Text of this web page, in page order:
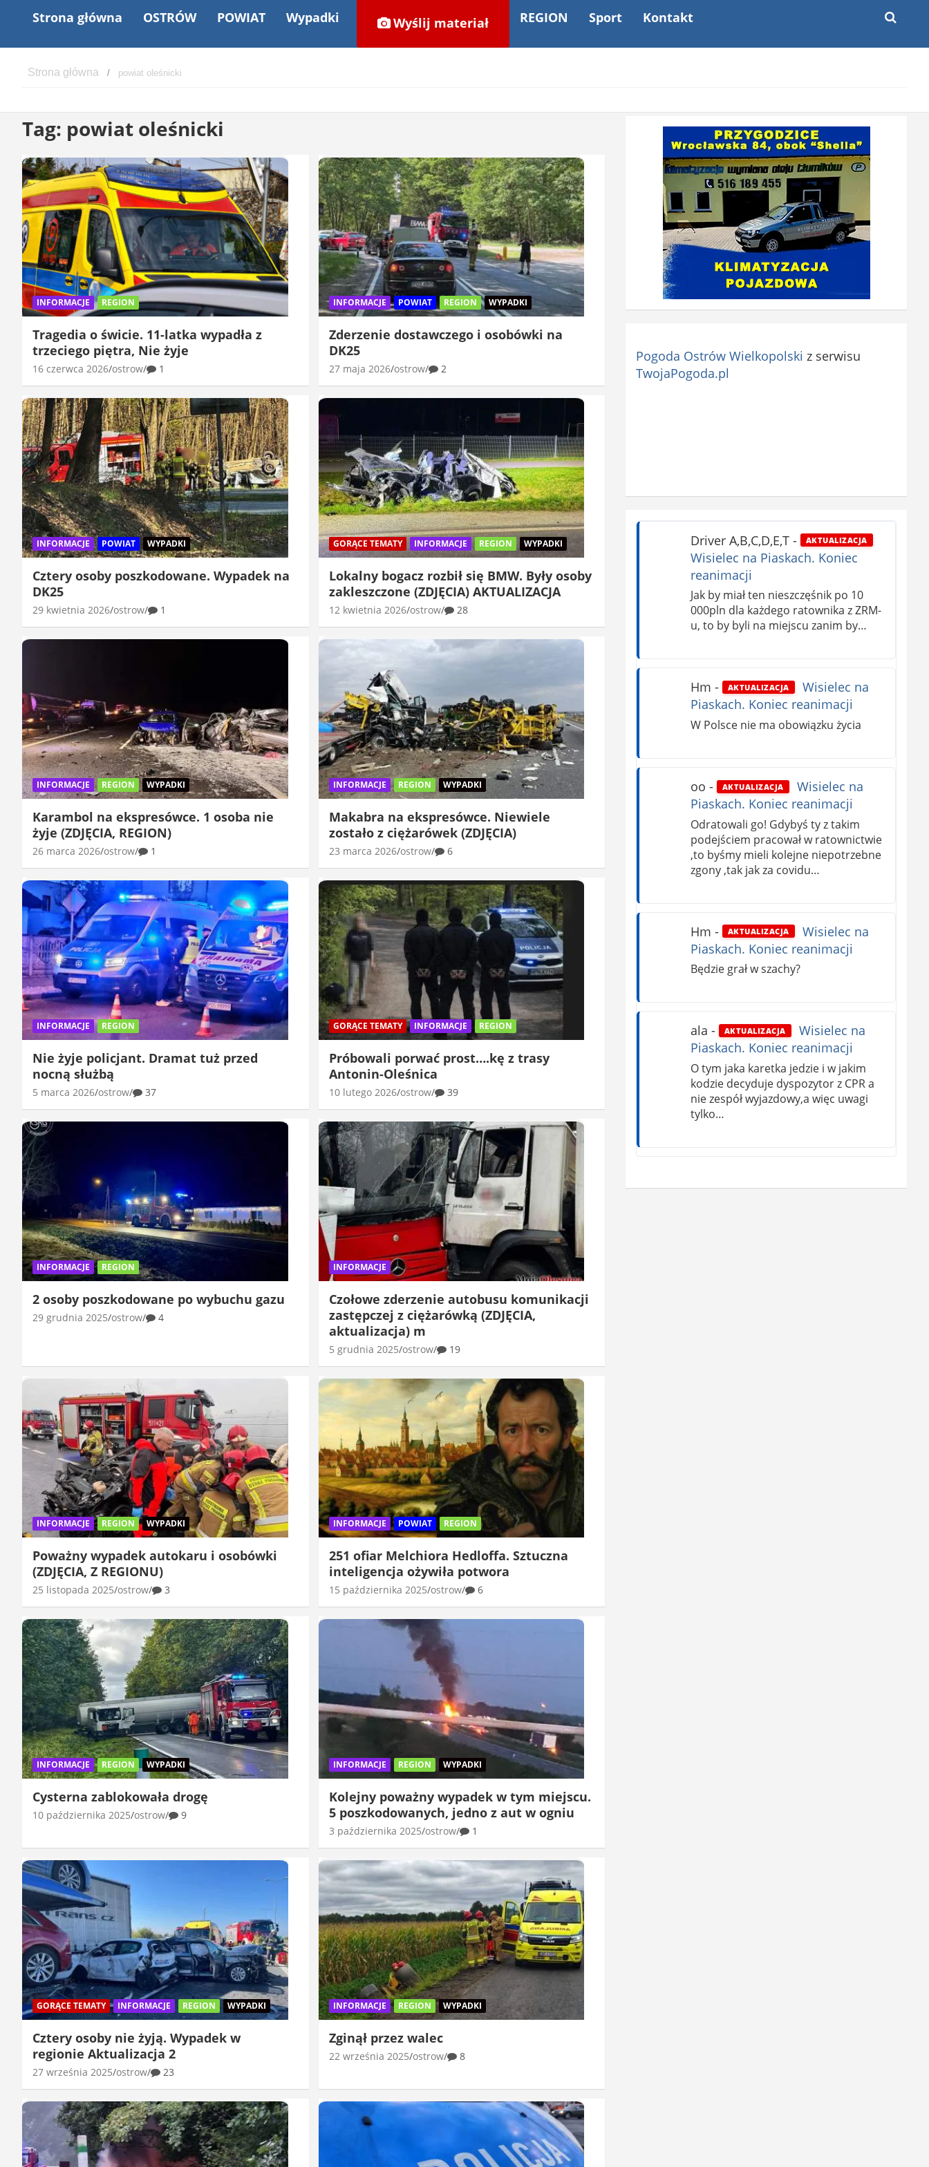
Strona główna OSTRÓW POWIAT Wypadki Wyślij materiał REGION Sport Kontakt
powiat oleśnicki
Tag: powiat oleśnicki
INFORMACJE REGION
Tragedia o świcie. 11-latka wypadła z
trzeciego piętra, Nie żyje
16 czerwca 2026 ostrow 1
INFORMACJE POWIAT REGION WYPADKI
Zderzenie dostawczego i osobówki na
DK25
27 maja 2026 ostrow 2
INFORMACJE POWIAT WYPADKI
Cztery osoby poszkodowane. Wypadek na
DK25
29 kwietnia 2026 ostrow 1
GORĄCE TEMATY INFORMACJE REGION WYPADKI
Lokalny bogacz rozbił się BMW. Były osoby
zakleszczone (ZDJĘCIA) AKTUALIZACJA
12 kwietnia 2026 ostrow 28
INFORMACJE REGION WYPADKI
Karambol na ekspresówce. 1 osoba nie
żyje (ZDJĘCIA, REGION)
26 marca 2026 ostrow 1
INFORMACJE REGION WYPADKI
Makabra na ekspresówce. Niewiele
zostało z ciężarówek (ZDJĘCIA)
23 marca 2026 ostrow 6
INFORMACJE REGION
Nie żyje policjant. Dramat tuż przed
nocną służbą
5 marca 2026 ostrow 37
GORĄCE TEMATY INFORMACJE REGION
Próbowali porwać prost….kę z trasy
Antonin-Oleśnica
10 lutego 2026 ostrow 39
INFORMACJE REGION
2 osoby poszkodowane po wybuchu gazu
29 grudnia 2025 ostrow 4
INFORMACJE
Czołowe zderzenie autobusu komunikacji
zastępczej z ciężarówką (ZDJĘCIA,
aktualizacja) m
5 grudnia 2025 ostrow 19
INFORMACJE REGION WYPADKI
Poważny wypadek autokaru i osobówki
(ZDJĘCIA, Z REGIONU)
25 listopada 2025 ostrow 3
INFORMACJE POWIAT REGION
251 ofiar Melchiora Hedloffa. Sztuczna
inteligencja ożywiła potwora
15 października 2025 ostrow 6
INFORMACJE REGION WYPADKI
Cysterna zablokowała drogę
10 października 2025 ostrow 9
INFORMACJE REGION WYPADKI
Kolejny poważny wypadek w tym miejscu.
5 poszkodowanych, jedno z aut w ogniu
3 października 2025 ostrow 1
GORĄCE TEMATY INFORMACJE REGION WYPADKI
Cztery osoby nie żyją. Wypadek w
regionie Aktualizacja 2
27 września 2025 ostrow 23
INFORMACJE REGION WYPADKI
Zginął przez walec
22 września 2025 ostrow 8
Pogoda Ostrów Wielkopolski z serwisu
TwojaPogoda.pl
Driver A,B,C,D,E,T- AKTUALIZACJA
Wisielec na Piaskach. Koniec
reanimacji
Jak by miał ten nieszczęśnik po 10
000pln dla każdego ratownika z ZRM-
u, to by byli na miejscu zanim by…
Hm - AKTUALIZACJA
Wisielec na
Piaskach. Koniec reanimacji
W Polsce nie ma obowiązku życia
oo - AKTUALIZACJA
Wisielec na
Piaskach. Koniec reanimacji
Odratowali go! Gdybyś ty z takim
podejściem pracował w ratownictwie
,to byśmy mieli kolejne niepotrzebne
zgony ,tak jak za covidu…
Hm - AKTUALIZACJA
Wisielec na
Piaskach. Koniec reanimacji
Będzie grał w szachy?
ala - AKTUALIZACJA
Wisielec na
Piaskach. Koniec reanimacji
O tym jaka karetka jedzie i w jakim
kodzie decyduje dyspozytor z CPR a
nie zespół wyjazdowy,a więc uwagi
tylko…